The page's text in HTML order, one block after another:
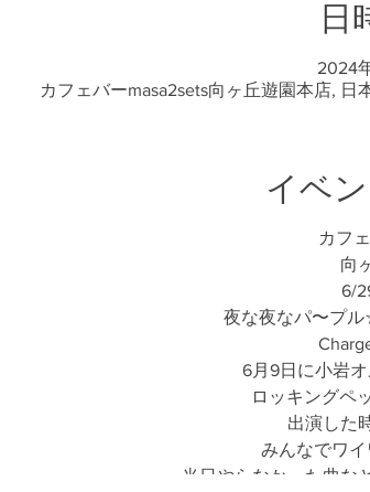
日
2024
カフェバーmasa2sets向ヶ丘遊園本店,
イベ
カフ
向
6/
夜な夜なパ〜プル
6月9日に小岩
ロッキングペ
出演した
みんなでワ
当日やらなかった曲な